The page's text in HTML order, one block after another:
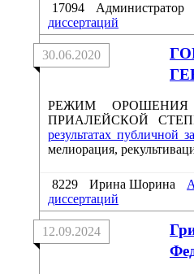
17094 Администратор
диссертаций
30.06.2020
РЕЖИМ
ПРИАЛЕЙСКОЙ
результатах публичной
мелиорация,
8229 Ирина Шорина
диссертаций
12.09.2024